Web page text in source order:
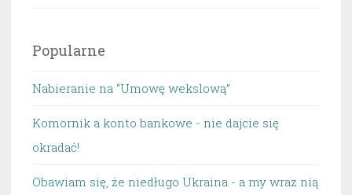
Popularne
Nabieranie na “Umowę wekslową”
Komornik a konto bankowe - nie dajcie się
okradać!
Obawiam się, że niedługo Ukraina - a my wraz nią